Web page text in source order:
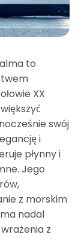
to
XX
swój
i
płynny i
Jego
z morskim
nadal
z